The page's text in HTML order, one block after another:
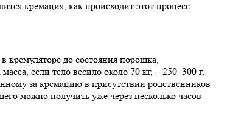
до состояния порошка,
если тело весило около 70 кг, – 250–300 г,
за кремацию в присутствии родственников
можно получить уже через несколько часов